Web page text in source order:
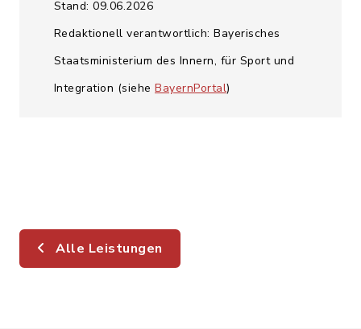
Stand: 09.06.2026
Redaktionell verantwortlich: Bayerisches
Staatsministerium des Innern, für Sport und
Integration (siehe BayernPortal)
Alle Leistungen